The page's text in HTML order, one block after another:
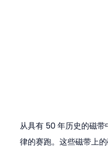
从具有 50 年历史的磁
律的赛跑。这些磁带上